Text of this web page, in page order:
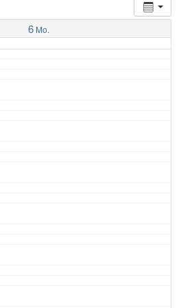
6 Mo.